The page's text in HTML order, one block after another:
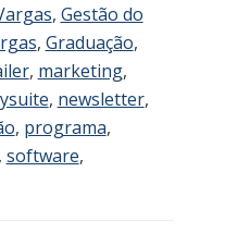
, Gestão do
, Graduação,
, marketing,
, newsletter,
, programa,
, software,